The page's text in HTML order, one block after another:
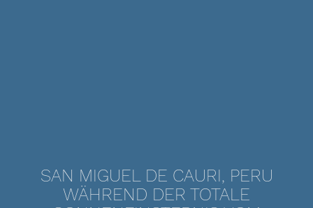
SAN MIGUEL DE CAURI, PERU
WÄHREND DER TOTALE